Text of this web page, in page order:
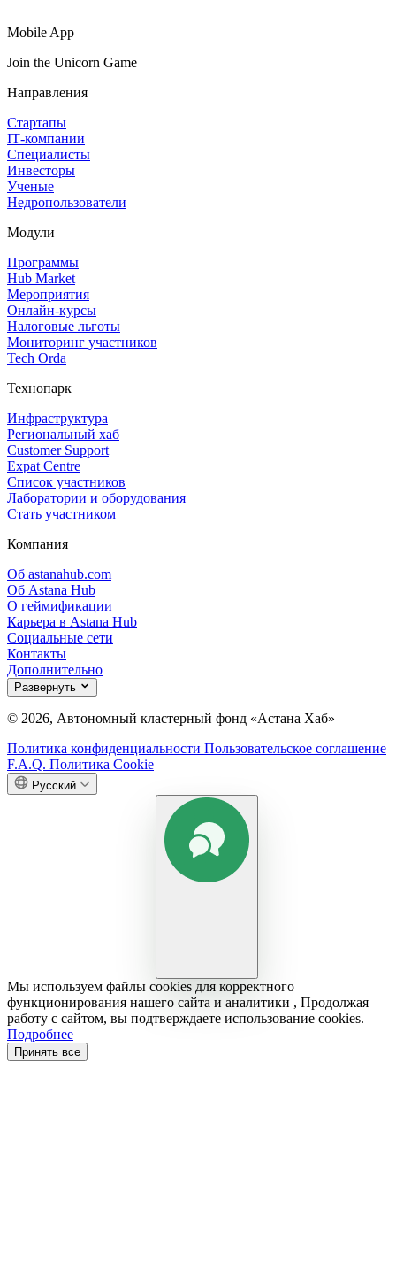
Mobile App
Join the Unicorn Game
Направления
Стартапы
IT‑компании
Специалисты
Инвесторы
Ученые
Недропользователи
Модули
Программы
Hub Market
Мероприятия
Онлайн‑курсы
Налоговые льготы
Мониторинг участников
Tech Orda
Технопарк
Инфраструктура
Региональный хаб
Customer Support
Expat Centre
Список участников
Лаборатории и оборудования
Стать участником
Компания
Об astanahub.com
Об Astana Hub
О геймификации
Карьера в Astana Hub
Социальные сети
Контакты
Дополнительно
Развернуть
© 2026, Автономный кластерный фонд «Астана Хаб»
Политика конфиденциальности Пользовательское соглашение
F.A.Q. Политика Cookie
Русский
Мы используем файлы cookies для корректного
функционирования нашего сайта и аналитики , Продолжая
работу с сайтом, вы подтверждаете использование cookies.
Подробнее
Принять все